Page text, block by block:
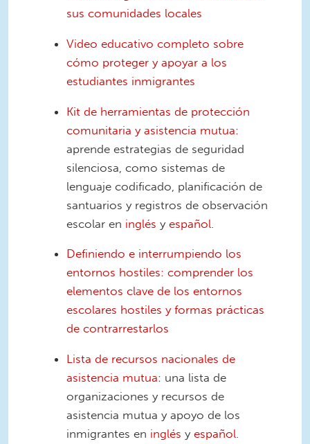
sus comunidades locales
Video educativo completo sobre
cómo proteger y apoyar a los
estudiantes inmigrantes
Kit de herramientas de protección
comunitaria y asistencia mutua:
aprende estrategias de seguridad
silenciosa, como sistemas de
lenguaje codificado, planificación de
santuarios y registros de observación
escolar en inglés y español
Definiendo e interrumpiendo los
entornos hostiles: comprender los
elementos clave de los entornos
escolares hostiles y formas prácticas
de contrarrestarlos
Lista de recursos nacionales de
asistencia mutua: una lista de
organizaciones y recursos de
asistencia mutua y apoyo de los
inmigrantes en inglés y español.